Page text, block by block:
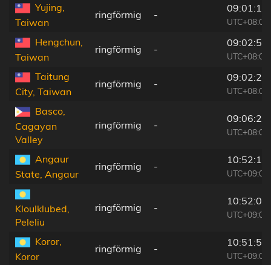
Yujing,
Taiwan
ringförmig -
09:01:11
UTC+08:00
Hengchun,
Taiwan
ringförmig -
09:02:52
UTC+08:00
Taitung
City, Taiwan
ringförmig -
09:02:27
UTC+08:00
Basco,
Cagayan
Valley
ringförmig -
09:06:26
UTC+08:00
Angaur
State, Angaur
ringförmig -
10:52:14
UTC+09:00
Kloulklubed,
Peleliu
ringförmig -
10:52:09
UTC+09:00
Koror,
Koror
ringförmig -
10:51:51
UTC+09:00